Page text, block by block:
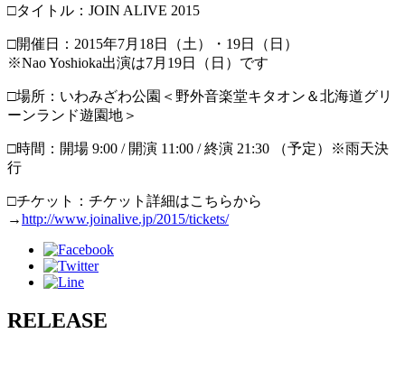
□タイトル：JOIN ALIVE 2015
□開催日：2015年7月18日（土）・19日（日）
※Nao Yoshioka出演は7月19日（日）です
□場所：いわみざわ公園＜野外音楽堂キタオン＆北海道グリ
ーンランド遊園地＞
□時間：開場 9:00 / 開演 11:00 / 終演 21:30 （予定）※雨天決
行
□チケット：チケット詳細はこちらから
→http://www.joinalive.jp/2015/tickets/
RELEASE